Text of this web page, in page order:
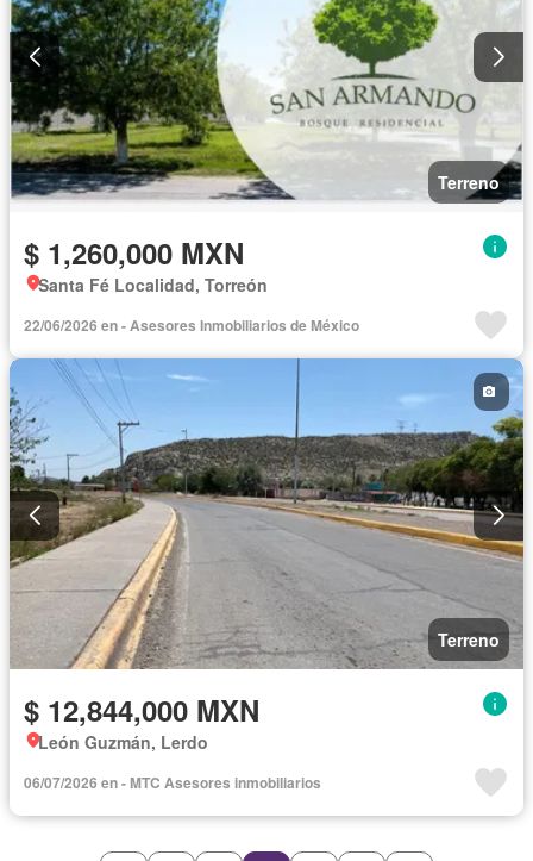
Terreno
$ 1,260,000 MXN
Santa Fé Localidad, Torreón
22/06/2026 en - Asesores Inmobiliarios de México
Terreno
$ 12,844,000 MXN
León Guzmán, Lerdo
06/07/2026 en - MTC Asesores inmobiliarios